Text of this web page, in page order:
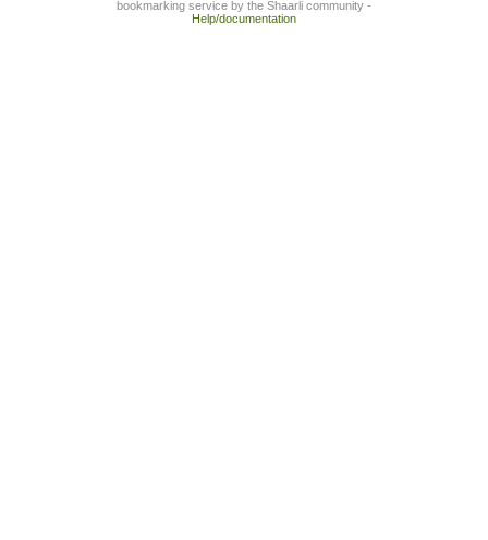
bookmarking service by the Shaarli community -
Help/documentation